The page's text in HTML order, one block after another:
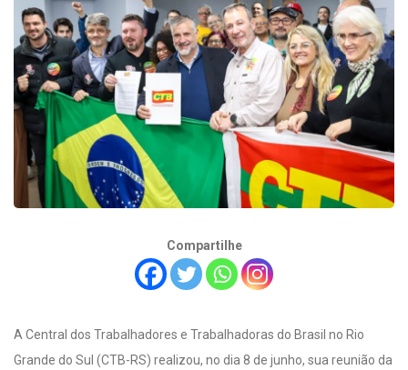
Compartilhe
A Central dos Trabalhadores e Trabalhadoras do Brasil no Rio
Grande do Sul (CTB-RS) realizou, no dia 8 de junho, sua reunião da